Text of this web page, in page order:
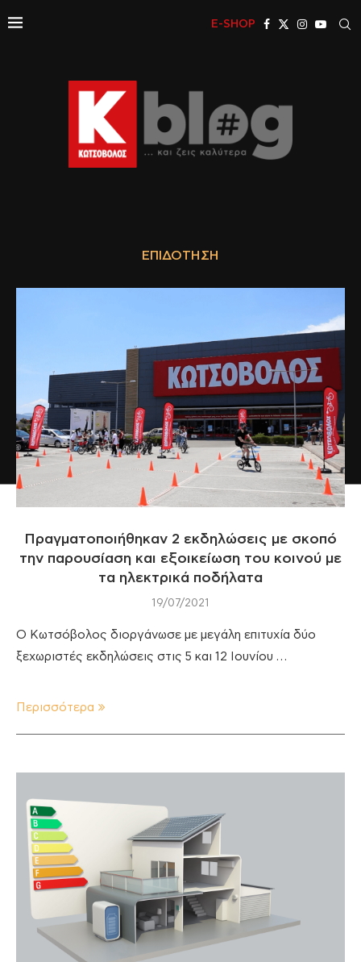
E-SHOP
ΕΠΙΔΌΤΗΣΗ
Πραγματοποιήθηκαν 2 εκδηλώσεις με σκοπό
την παρουσίαση και εξοικείωση του κοινού με
τα ηλεκτρικά ποδήλατα
19/07/2021
Ο Κωτσόβολος διοργάνωσε με μεγάλη επιτυχία δύο
ξεχωριστές εκδηλώσεις στις 5 και 12 Ιουνίου …
Περισσότερα